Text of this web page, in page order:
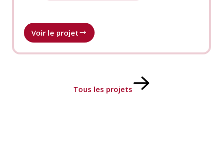
Voir le projet
Sessions
présentation
innovants
Tous les projets